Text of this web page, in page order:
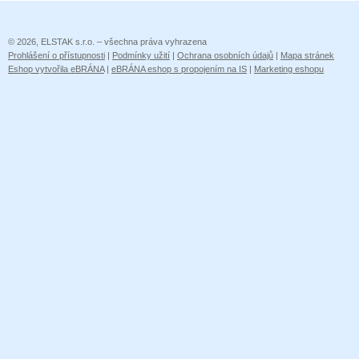
© 2026, ELSTAK s.r.o. – všechna práva vyhrazena
Prohlášení o přístupnosti | Podmínky užití | Ochrana osobních údajů | Mapa stránek
Eshop vytvořila eBRÁNA| eBRÁNA eshop s propojením na IS | Marketing eshopu